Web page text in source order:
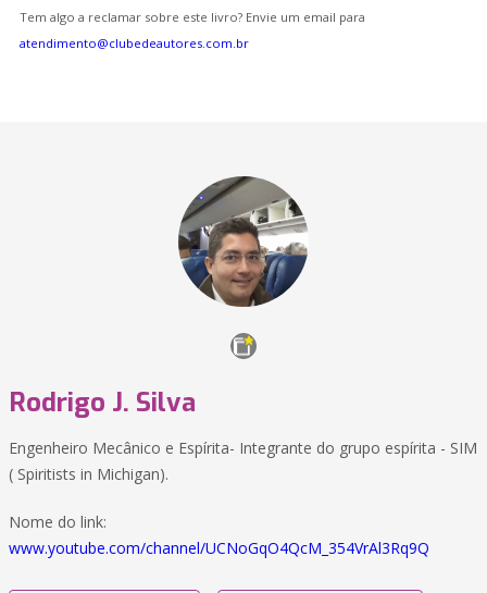
Tem algo a reclamar sobre este livro? Envie um email para
atendimento@clubedeautores.com.br
Rodrigo J. Silva
Engenheiro Mecânico e Espírita- Integrante do grupo espírita - SIM
( Spiritists in Michigan).
Nome do link:
www.youtube.com/channel/UCNoGqO4QcM_354VrAl3Rq9Q